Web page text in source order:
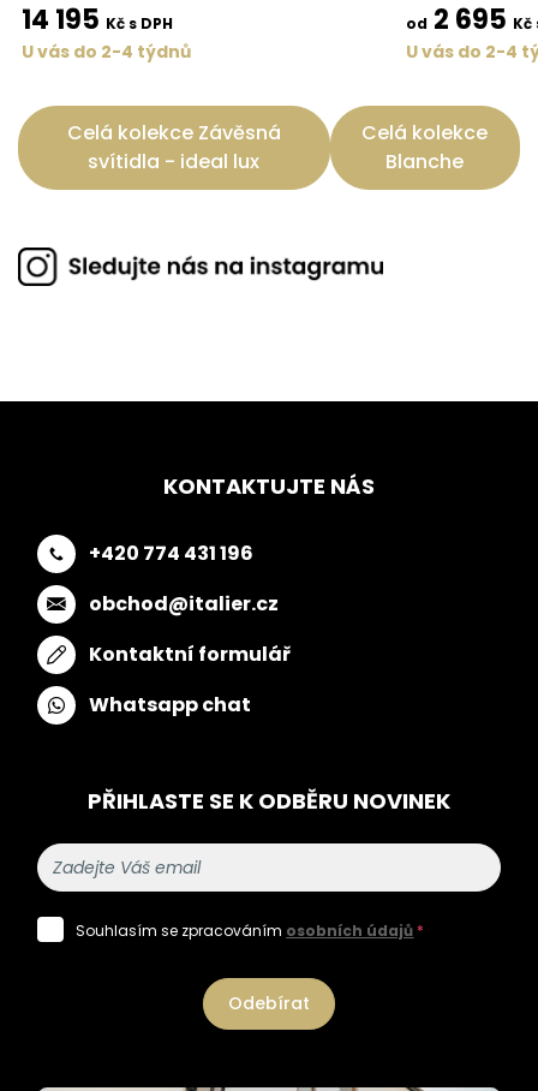
14 195 Kč s DPH
U vás do 2-4 týdnů
od 2 695 Kč
U vás do 2-4
Celá kolekce Závěsná
svítidla - ideal lux
Celá kolekce
Blanche
KONTAKTUJTE NÁS
+420 774 431 196
obchod@italier.cz
Kontaktní formulář
Whatsapp chat
PŘIHLASTE SE K ODBĚRU NOVINEK
Souhlasím se zpracováním osobních údajů *
Odebírat